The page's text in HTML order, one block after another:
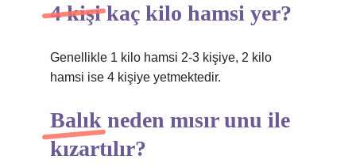
4 kişi kaç kilo hamsi yer?
Genellikle 1 kilo hamsi 2-3 kişiye, 2 kilo
hamsi ise 4 kişiye yetmektedir.
Balık neden mısır unu ile
kızartılır?